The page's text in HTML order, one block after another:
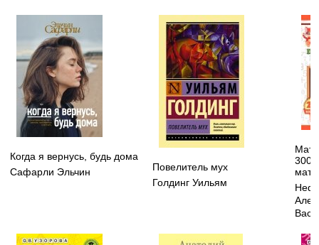
Когда я вернусь, будь дома
Сафарли Эльчин
Повелитель мух
Голдинг Уильям